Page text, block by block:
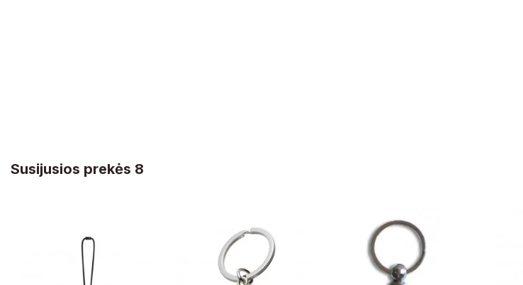
Susijusios prekės 8